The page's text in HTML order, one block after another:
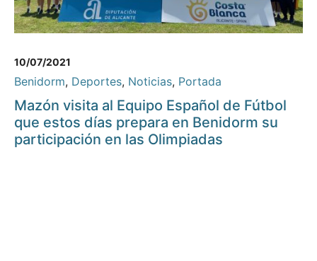
10/07/2021
Benidorm, Deportes, Noticias, Portada
Mazón visita al Equipo Español de Fútbol
que estos días prepara en Benidorm su
participación en las Olimpiadas